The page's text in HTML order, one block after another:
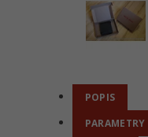
POPIS
PARAMETRY